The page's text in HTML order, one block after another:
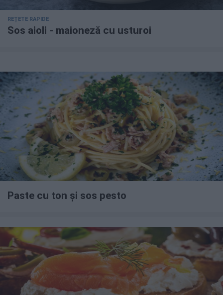
REȚETE RAPIDE
Sos aioli - maioneză cu usturoi
Paste cu ton și sos pesto